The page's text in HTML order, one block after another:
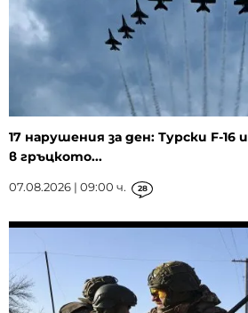
17 нарушения за ден: Турски F-16
в гръцкото...
07.08.2026 | 09:00 ч. 28